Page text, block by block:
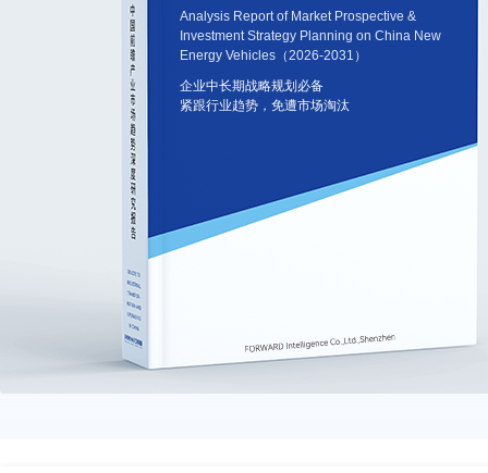
Analysis Report of Market Prospective &
Investment Strategy Planning on China New
Energy Vehicles（2026-2031）
企业中长期战略规划必备
紧跟行业趋势，免遭市场淘汰